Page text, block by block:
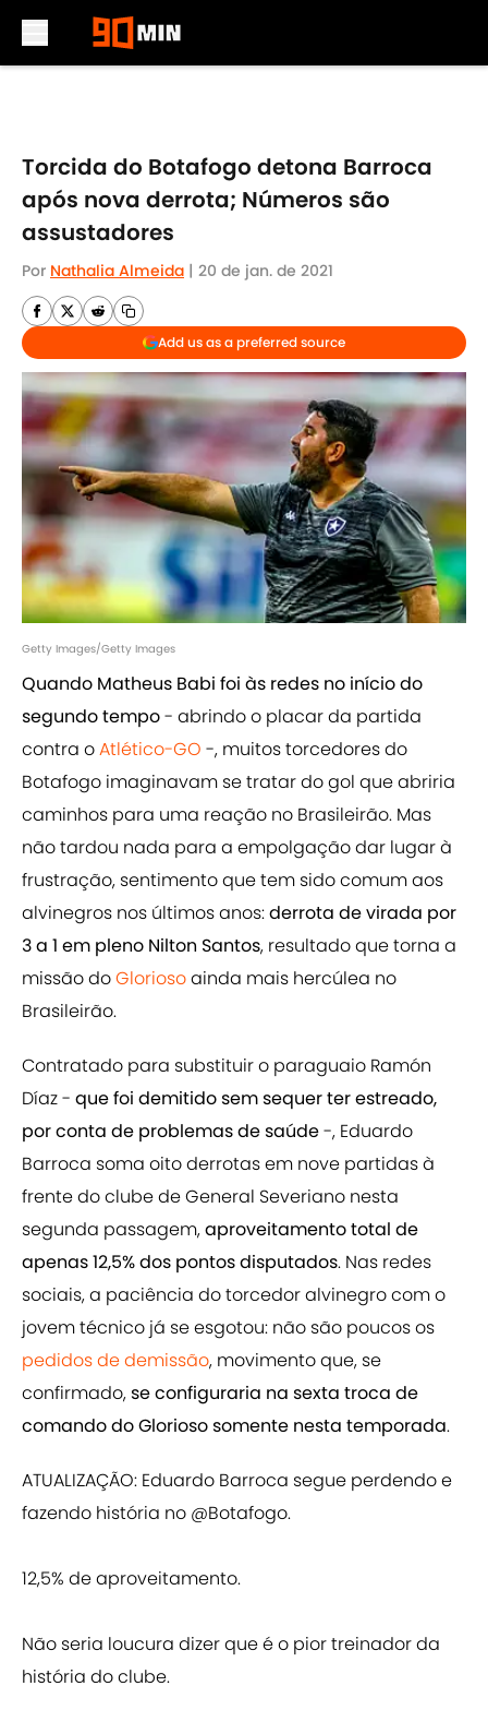
Torcida do Botafogo detona Barroca
após nova derrota; Números são
assustadores
Por Nathalia Almeida | 20 de jan. de 2021
Add us as a preferred source
Getty Images/Getty Images
Quando Matheus Babi foi às redes no início do
segundo tempo- abrindo o placar da partida
contra oAtlético-GO -, muitos torcedores do
Botafogo imaginavam se tratar do gol que abriria
caminhos para uma reação no Brasileirão. Mas
não tardou nada para a empolgação dar lugar à
frustração, sentimento que tem sido comum aos
alvinegros nos últimos anos:derrota de virada por
3 a 1 em pleno Nilton Santos, resultado que torna a
missão doGloriosoainda mais hercúlea no
Brasileirão.
Contratado para substituir o paraguaio Ramón
Díaz - que foi demitido sem sequer ter estreado,
por conta de problemas de saúde-, Eduardo
Barroca soma oito derrotas em nove partidas à
frente do clube de General Severiano nesta
segunda passagem,aproveitamento total de
apenas 12,5% dos pontos disputados. Nas redes
sociais, a paciência do torcedor alvinegro com o
jovem técnico já se esgotou: não são poucos os
pedidos de demissão, movimento que, se
confirmado,se configuraria na sexta troca de
comando do Glorioso somente nesta temporada.
ATUALIZAÇÃO: Eduardo Barroca segue perdendo e
fazendo história no @Botafogo.
12,5% de aproveitamento.
Não seria loucura dizer que é o pior treinador da
história do clube.